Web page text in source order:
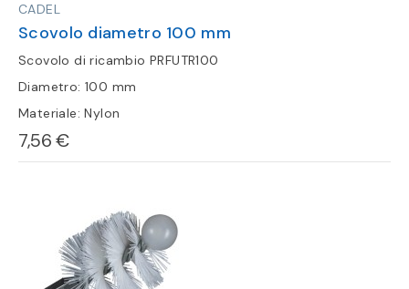
CADEL
Scovolo diametro 100 mm
Scovolo di ricambio PRFUTR100
Diametro: 100 mm
Materiale: Nylon
7,56 €